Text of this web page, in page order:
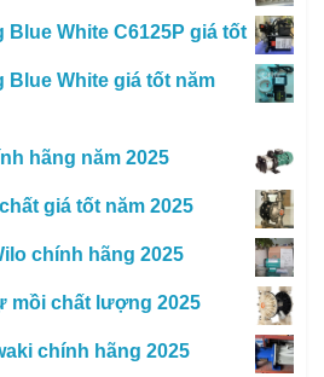
White C6125P giá tốt
Blue White giá tốt năm
hãng năm 2025
giá tốt năm 2025
chính hãng 2025
mồi chất lượng 2025
chính hãng 2025